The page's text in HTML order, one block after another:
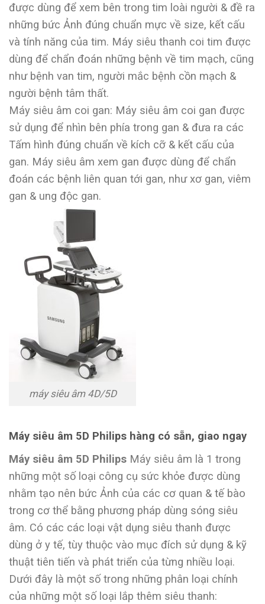
được dùng để xem bên trong tim loài người & đề ra
những bức Ảnh đúng chuẩn mực về size, kết cấu
và tính năng của tim. Máy siêu thanh coi tim được
dùng để chẩn đoán những bệnh về tim mạch, cũng
như bệnh van tim, người mắc bệnh cồn mạch &
người bệnh tâm thất.
Máy siêu âm coi gan: Máy siêu âm coi gan được
sử dụng để nhìn bên phía trong gan & đưa ra các
Tấm hình đúng chuẩn về kích cỡ & kết cấu của
gan. Máy siêu âm xem gan được dùng để chẩn
đoán các bệnh liên quan tới gan, như xơ gan, viêm
gan & ung độc gan.
máy siêu âm 4D/5D
Máy siêu âm 5D Philips hàng có sẵn, giao ngay
Máy siêu âm 5D Philips Máy siêu âm là 1 trong
những một số loại công cụ sức khỏe được dùng
nhằm tạo nên bức Ảnh của các cơ quan & tế bào
trong cơ thể bằng phương pháp dùng sóng siêu
âm. Có các các loại vật dụng siêu thanh được
dùng ở y tế, tùy thuộc vào mục đích sử dụng & kỹ
thuật tiên tiến và phát triển của từng nhiều loại.
Dưới đây là một số trong những phân loại chính
của những một số loại lắp thêm siêu thanh: